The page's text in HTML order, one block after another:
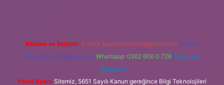
Reklam ve İletişim: E-mail: backlinkpaneli@gmail.com Teams:
forumhizmeti@gmail.com Whatsapp: 0262 606 0 726 Telegram:
@karabul
Yasal Uyarı: Sitemiz, 5651 Sayılı Kanun gereğince Bilgi Teknolojileri